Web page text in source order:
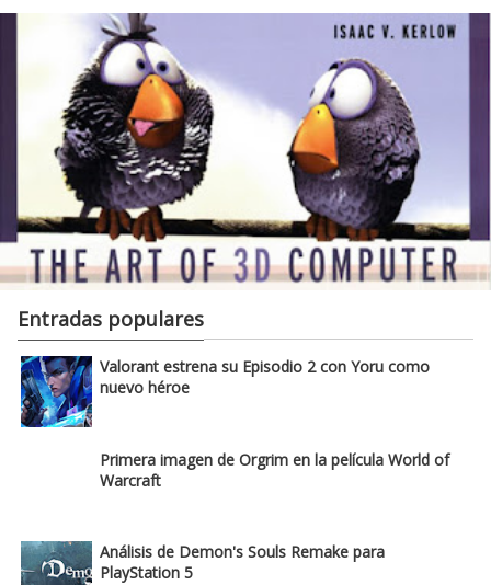
Entradas populares
Valorant estrena su Episodio 2 con Yoru como
nuevo héroe
Primera imagen de Orgrim en la película World of
Warcraft
Análisis de Demon's Souls Remake para
PlayStation 5